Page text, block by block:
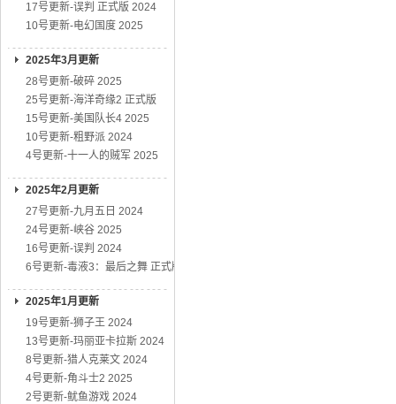
17号更新-误判 正式版 2024
10号更新-电幻国度 2025
2025年3月更新
28号更新-破碎 2025
25号更新-海洋奇缘2 正式版
15号更新-美国队长4 2025
10号更新-粗野派 2024
4号更新-十一人的贼军 2025
2025年2月更新
27号更新-九月五日 2024
24号更新-峡谷 2025
16号更新-误判 2024
6号更新-毒液3：最后之舞 正式版
2025年1月更新
19号更新-狮子王 2024
13号更新-玛丽亚卡拉斯 2024
8号更新-猎人克莱文 2024
4号更新-角斗士2 2025
2号更新-鱿鱼游戏 2024